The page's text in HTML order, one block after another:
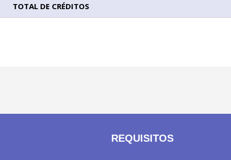
TOTAL DE CRÉDITOS
REQUISITOS